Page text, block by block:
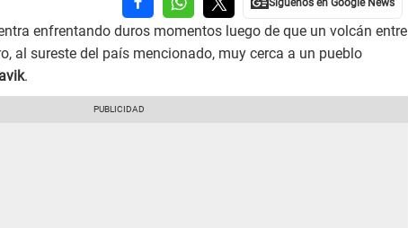
enfrentando duros momentos luego de que un volcán entre
al sureste del país mencionado, muy cerca a un pueblo
.